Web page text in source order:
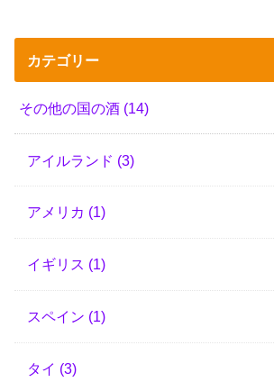
カテゴリー
その他の国の酒 (14)
アイルランド (3)
アメリカ (1)
イギリス (1)
スペイン (1)
タイ (3)